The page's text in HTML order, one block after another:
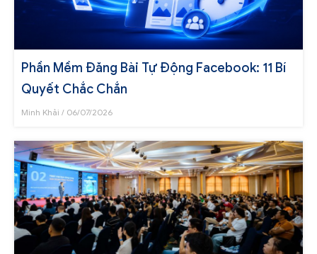
Phần Mềm Đăng Bài Tự Động Facebook: 11 Bí
Quyết Chắc Chắn
Minh Khải 06/07/2026